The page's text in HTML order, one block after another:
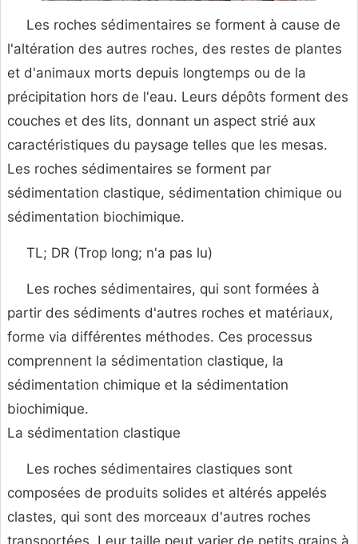
Les roches sédimentaires se forment à cause de
l'altération des autres roches, des restes de plantes
et d'animaux morts depuis longtemps ou de la
précipitation hors de l'eau. Leurs dépôts forment des
couches et des lits, donnant un aspect strié aux
caractéristiques du paysage telles que les mesas.
Les roches sédimentaires se forment par
sédimentation clastique, sédimentation chimique ou
sédimentation biochimique.
TL; DR (Trop long; n'a pas lu)
Les roches sédimentaires, qui sont formées à
partir des sédiments d'autres roches et matériaux,
forme via différentes méthodes. Ces processus
comprennent la sédimentation clastique, la
sédimentation chimique et la sédimentation
biochimique.
La sédimentation clastique
Les roches sédimentaires clastiques sont
composées de produits solides et altérés appelés
clastes, qui sont des morceaux d'autres roches